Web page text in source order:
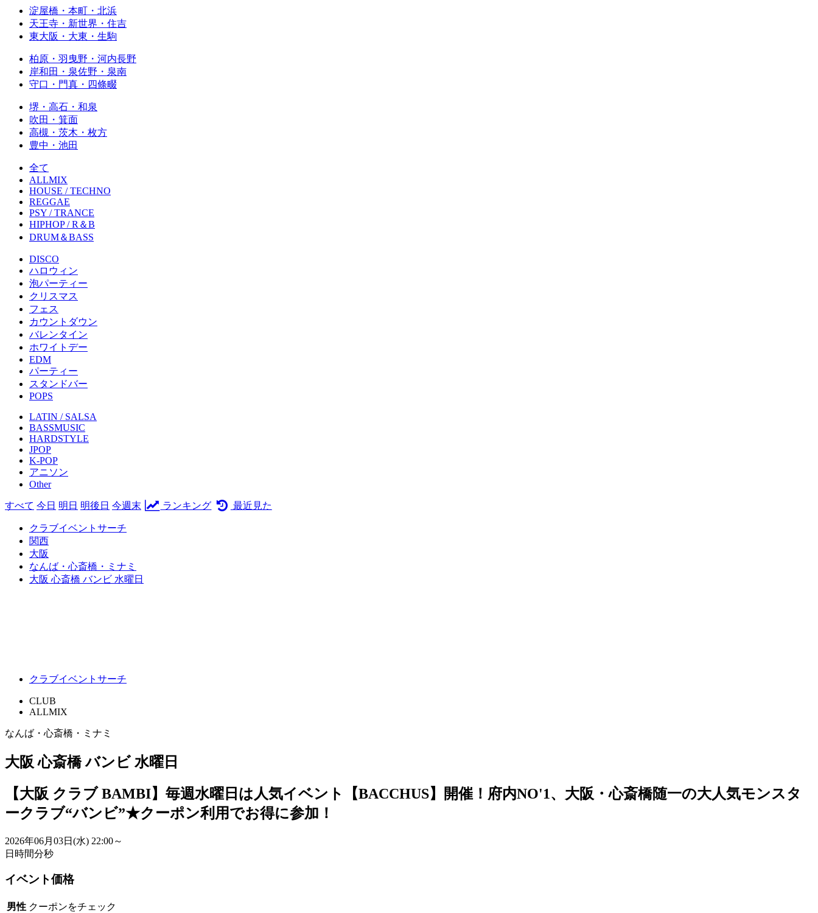
淀屋橋・本町・北浜
天王寺・新世界・住吉
東大阪・大東・生駒
柏原・羽曳野・河内長野
岸和田・泉佐野・泉南
守口・門真・四條畷
堺・高石・和泉
吹田・箕面
高槻・茨木・枚方
豊中・池田
全て
ALLMIX
HOUSE / TECHNO
REGGAE
PSY / TRANCE
HIPHOP / R＆B
DRUM＆BASS
DISCO
ハロウィン
泡パーティー
クリスマス
フェス
カウントダウン
バレンタイン
ホワイトデー
EDM
パーティー
スタンドバー
POPS
LATIN / SALSA
BASSMUSIC
HARDSTYLE
JPOP
K-POP
アニソン
Other
すべて 今日 明日 明後日 今週末 ランキング 最近見た
クラブイベントサーチ
関西
大阪
なんば・心斎橋・ミナミ
大阪 心斎橋 バンビ 水曜日
クラブイベントサーチ
CLUB
ALLMIX
なんば・心斎橋・ミナミ
大阪 心斎橋 バンビ 水曜日
【大阪 クラブ BAMBI】毎週水曜日は人気イベント【BACCHUS】開催！府内NO'1、大阪・心斎橋随一の大人気モンスタ
ークラブ“バンビ”★クーポン利用でお得に参加！
2026年06月03日(水) 22:00～
日 時間分秒
イベント価格
男性 クーポンをチェック